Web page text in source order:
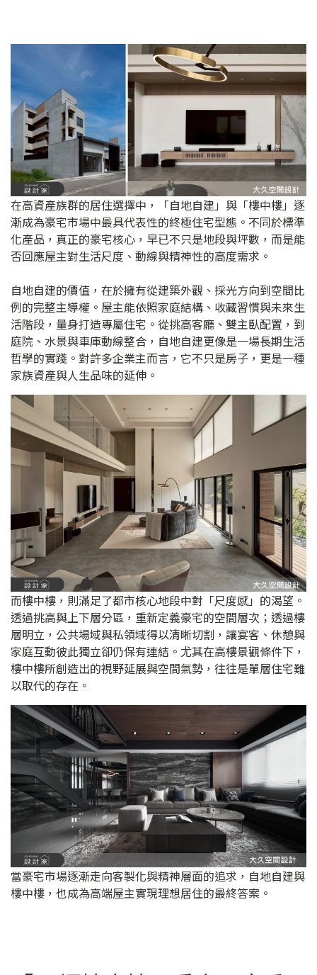
在高資產族群的居住選擇中，「自地自建」與「樓中樓」逐
漸成為豪宅市場中最具代表性的終極住宅型態。不同於標準
化產品，真正的豪宅核心，早已不只是地段與坪數，而是能
否回應屋主對生活尺度、動線與精神性的高度需求。
自地自建的價值，在於擁有從建築外觀、採光方向到空間比
例的完整主導權。屋主能依照家庭結構、收藏習慣與未來生
活階段，量身打造專屬住宅。從挑高客廳、雙主臥配置，到
庭院、水景與車庫動線整合，自地自建更像是一場長期生活
哲學的實踐。對許多企業主而言，它不只是房子，更是一種
家族資產與人生品味的延伸。
而樓中樓，則滿足了都市核心地段中對「尺度感」的渴望。
透過挑高與上下層分區，重新定義豪宅的空間層次；透過樓
層明立，公共場域與私領域得以清晰切割，讓宴客、休憩與
家庭互動彼此獨立卻仍保有連結。尤其在高樓景觀條件下，
樓中樓所創造出的視野延展與空間氣勢，往往是單層住宅難
以取代的存在。
當豪宅市場逐漸走向客製化與精神層面的追求，自地自建與
樓中樓，也成為高端屋主實現理想居住的最終答案。